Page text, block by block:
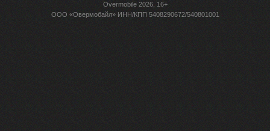
Overmobile 2026, 16+
ООО «Овермобайл» ИНН/КПП 5408290672/540801001